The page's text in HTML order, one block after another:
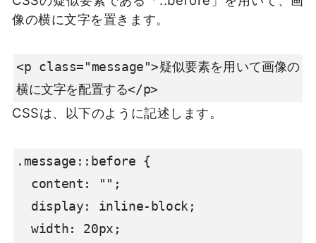
像の横に文字を置きます。
<p class="message">疑似要素を用いて画像の
横に文字を配置する</p>
CSSは、以下のように記述します。
.message::before {
  width: 20px;